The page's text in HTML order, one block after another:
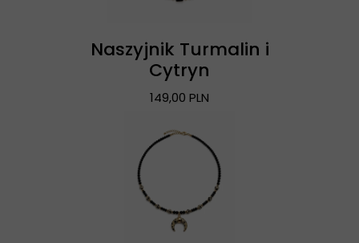
Naszyjnik Turmalin i
Cytryn
149,00 PLN